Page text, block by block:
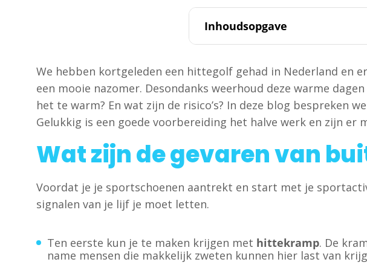
Inhoudsopgave
We hebben kortgeleden een hittegolf gehad in Nederland en
een mooie nazomer. Desondanks weerhoud deze warme
het te warm? En wat zijn de risico’s? In deze blog bespreken
Gelukkig is een goede voorbereiding het halve werk en zijn er
Wat zijn de gevaren van
Voordat je je sportschoenen aantrekt en start met je
signalen van je lijf je moet letten.
Ten eerste kun je te maken krijgen met hittekramp. De
name mensen die makkelijk zweten kunnen hier last van